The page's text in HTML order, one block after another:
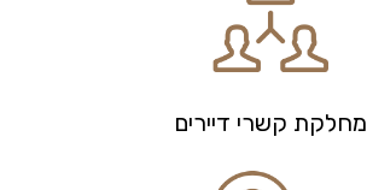
מחלקת קשרי דיירים